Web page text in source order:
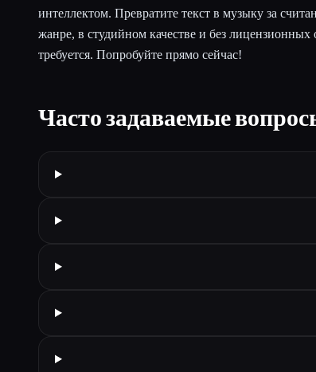
интеллектом. Превратите текст в музыку за
жанре, в студийном качестве и без лицензионных
требуется. Попробуйте прямо сейчас!
Часто задаваемые